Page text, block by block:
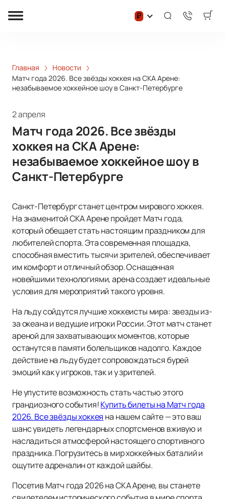
₽
Главная
Новости
Матч года 2026. Все звёзды хоккея на СКА Арене:
незабываемое хоккейное шоу в Санкт-Петербурге
2 апреля
Матч года 2026. Все звёзды
хоккея на СКА Арене:
незабываемое хоккейное шоу в
Санкт-Петербурге
Санкт-Петербург станет центром мирового хоккея.
На знаменитой СКА Арене пройдет Матч года,
который обещает стать настоящим праздником для
любителей спорта. Эта современная площадка,
способная вместить тысячи зрителей, обеспечивает
им комфорт и отличный обзор. Оснащенная
новейшими технологиями, арена создает идеальные
условия для мероприятий такого уровня.
На льду сойдутся лучшие хоккеисты мира: звезды из-
за океана и ведущие игроки России. Этот матч станет
ареной для захватывающих моментов, которые
останутся в памяти болельщиков надолго. Каждое
действие на льду будет сопровождаться бурей
эмоций как у игроков, так и у зрителей.
Не упустите возможность стать частью этого
грандиозного события! Купить билеты на Матч года
2026. Все звёзды хоккея на нашем сайте — это ваш
шанс увидеть легендарных спортсменов вживую и
насладиться атмосферой настоящего спортивного
праздника. Погрузитесь в мир хоккейных баталий и
ощутите адреналин от каждой шайбы.
Посетив Матч года 2026 на СКА Арене, вы станете